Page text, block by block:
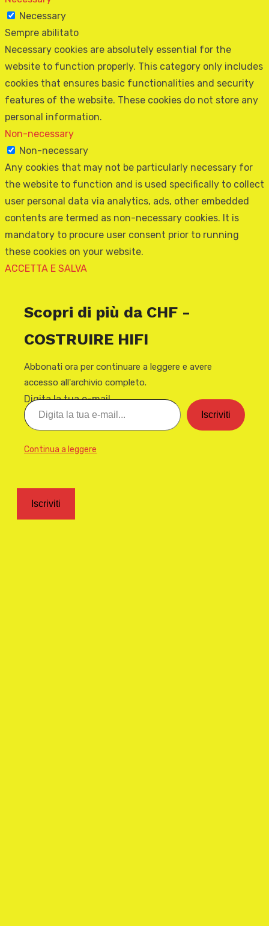
Necessary
Sempre abilitato
Necessary cookies are absolutely essential for the
website to function properly. This category only includes
cookies that ensures basic functionalities and security
features of the website. These cookies do not store any
personal information.
Non-necessary
Non-necessary
Any cookies that may not be particularly necessary for
the website to function and is used specifically to collect
user personal data via analytics, ads, other embedded
contents are termed as non-necessary cookies. It is
mandatory to procure user consent prior to running
these cookies on your website.
ACCETTA E SALVA
Scopri di più da CHF -
COSTRUIRE HIFI
Abbonati ora per continuare a leggere e avere
accesso all'archivio completo.
Digita la tua e-mail...
Iscriviti
Continua a leggere
Iscriviti